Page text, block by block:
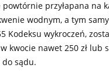
powtórnie przyłapana na
wodnym, a tym
Kodeksu wykroczeń,
kwocie nawet 250 zł lub
sądu.